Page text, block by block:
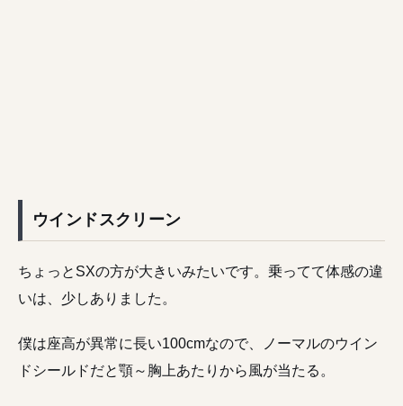
ウインドスクリーン
ちょっとSXの方が大きいみたいです。乗ってて体感の違
いは、少しありました。
僕は座高が異常に長い100cmなので、ノーマルのウイン
ドシールドだと顎～胸上あたりから風が当たる。